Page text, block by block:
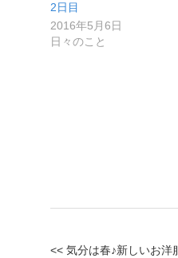
2日目
2016年5月6日
日々のこと
<< 気分は春♪新しいお洋